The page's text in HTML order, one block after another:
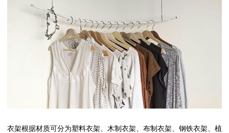
衣架根据材质可分为塑料衣架、木制衣架、布制衣架、钢铁衣架、植